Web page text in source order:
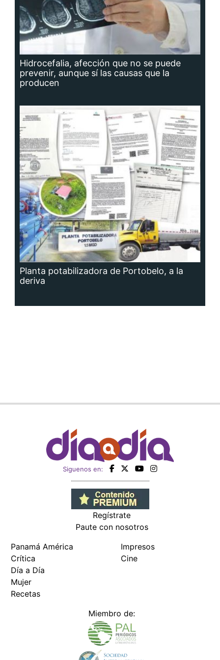
Hidrocefalia, afección que no se puede
prevenir, aunque sí las causas que la
producen
Planta potabilizadora de Portobelo, a la
deriva
Siguenos en:
Regístrate
Paute con nosotros
Panamá América
Crítica
Día a Día
Mujer
Recetas
Impresos
Cine
Miembro de: